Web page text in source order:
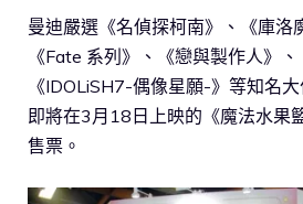
曼迪嚴選《名偵探柯南》、《庫洛
《Fate 系列》、《戀與製作人》、
《IDOLiSH7-偶像星願-》等知名
即將在3月18日上映的《魔法水果
售票。